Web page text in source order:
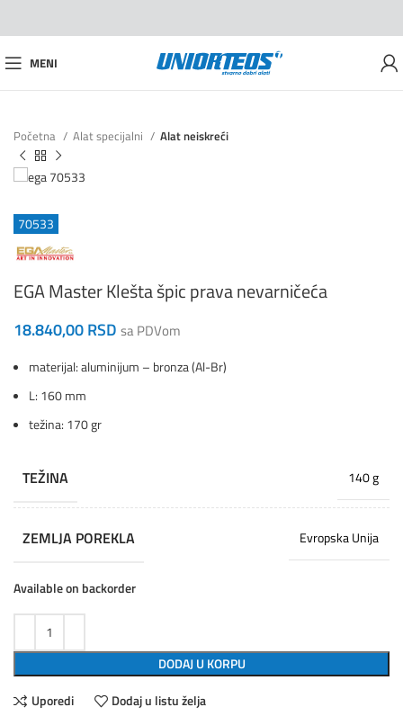
MENI
Početna Alat specijalni Alat neiskreći
70533
EGA Master Klešta špic prava nevarničeća
18.840,00RSD sa PDVom
materijal: aluminijum – bronza (Al-Br)
L: 160 mm
težina: 170 gr
TEŽINA 140 g
ZEMLJA POREKLA Evropska Unija
Available on backorder
DODAJ U KORPU
Uporedi
Dodaj u listu želja